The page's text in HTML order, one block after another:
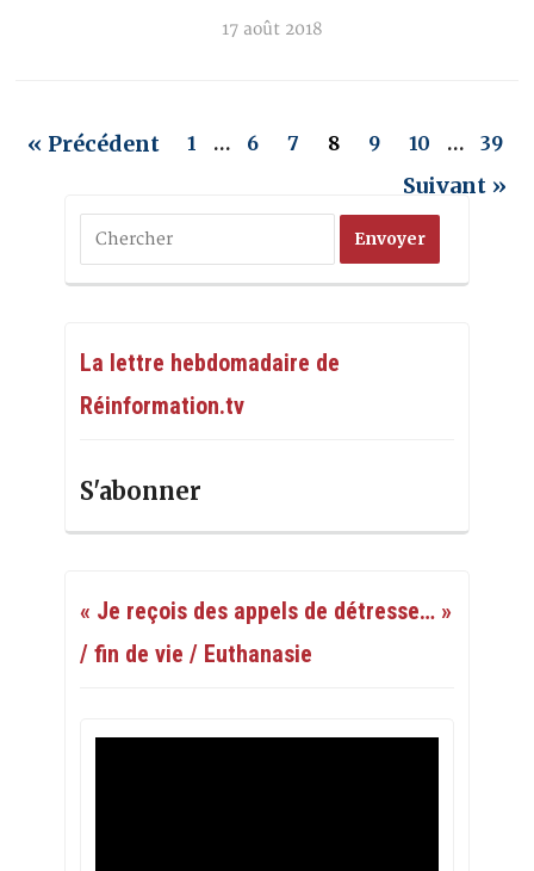
17 août 2018
« Précédent 1 … 6 7 8 9 10 … 39
Suivant »
La lettre hebdomadaire de
Réinformation.tv
S'abonner
« Je reçois des appels de détresse… »
/ fin de vie / Euthanasie